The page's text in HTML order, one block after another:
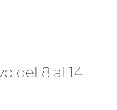
del 8 al 14